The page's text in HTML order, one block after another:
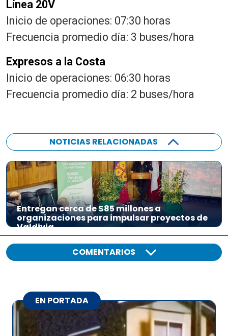
Línea 20V
Inicio de operaciones: 07:30 horas
Frecuencia promedio día: 3 buses/hora
Expresos a la Costa
Inicio de operaciones: 06:30 horas
Frecuencia promedio día: 2 buses/hora
NOTICIAS RELACIONADAS
Entregan cerca de $85 millones a
organizaciones para impulsar proyectos de
Valdivia
COMENTARIOS
EN PORTADA